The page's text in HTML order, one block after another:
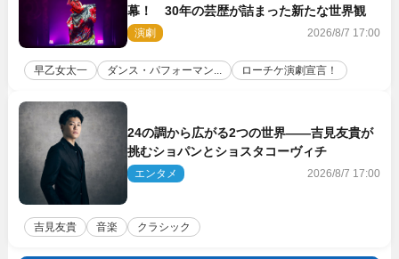
幕！ 30年の芸歴が詰まった新たな世界観
演劇 2026/8/7 17:00
早乙女太一 ダンス・パフォーマン... ローチケ演劇宣言！
24の調から広がる2つの世界――吉見友貴が
挑むショパンとショスタコーヴィチ
エンタメ 2026/8/7 17:00
吉見友貴 音楽 クラシック